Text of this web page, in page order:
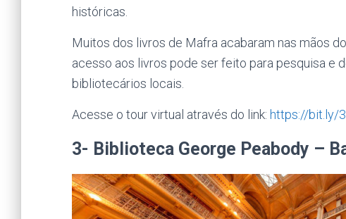
históricas.
Muitos dos livros de Mafra acabaram nas mãos
acesso aos livros pode ser feito para pesquisa e
bibliotecários locais.
Acesse o tour virtual através do link: https://bit.ly/
3- Biblioteca George Peabody –